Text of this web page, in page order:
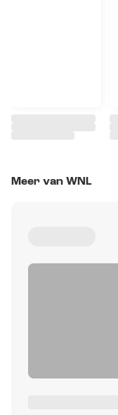
Meer van WNL